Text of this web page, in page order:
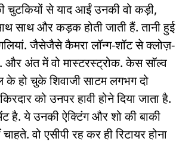
से याद आईं उनकी वो कड़ी,
साथ और कड़क होती जाती हैं. तानी हुई
जैसेजैसे कैमरा लॉन्ग-शॉट से क्लोज़-
अंत में वो मास्टरस्ट्रोक. केस सॉल्व
के हो चुके शिवाजी साटम लगभग दो
को उनपर हावी होने दिया जाता है.
है. ये उनकी ऐक्टिंग और शो की बाकी
वो एसीपी रह कर ही रिटायर होना